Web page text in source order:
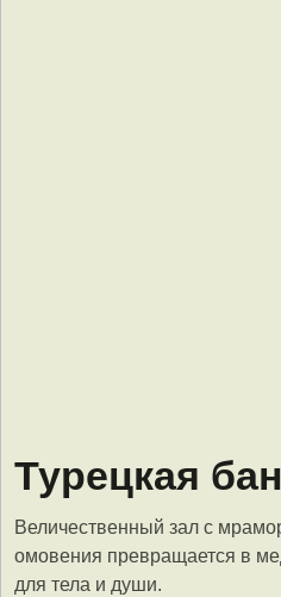
Турецкая
Величественный зал с
омовения превращается в
для тела и души.